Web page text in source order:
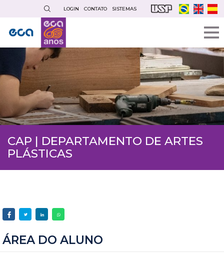
conteúdo
principal
LOGIN CONTATO SISTEMAS
CAP | DEPARTAMENTO DE ARTES
PLÁSTICAS
ÁREA DO ALUNO